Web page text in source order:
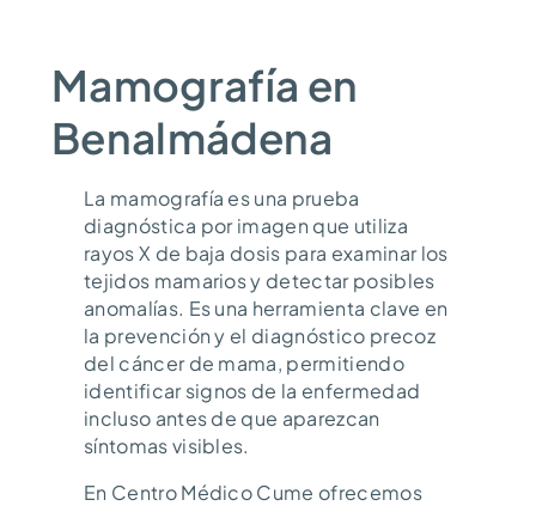
Mamografía en
Benalmádena
La mamografía es una prueba
diagnóstica por imagen que utiliza
rayos X de baja dosis para examinar los
tejidos mamarios y detectar posibles
anomalías. Es una herramienta clave en
la prevención y el diagnóstico precoz
del cáncer de mama, permitiendo
identificar signos de la enfermedad
incluso antes de que aparezcan
síntomas visibles.
En Centro Médico Cume ofrecemos